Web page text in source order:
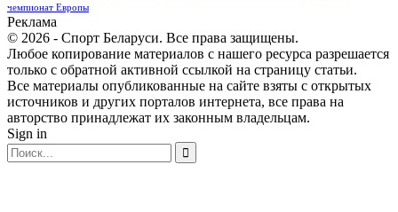
чемпионат Европы
Реклама
© 2026 - Спорт Беларуси. Все права защищены.
Любое копирование материалов с нашего ресурса разрешается
только с обратной активной ссылкой на страницу статьи.
Все материалы опубликованные на сайте взяты с открытых
источников и других порталов интернета, все права на
авторство принадлежат их законным владельцам.
Sign in